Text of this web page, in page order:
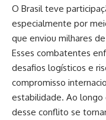
O Brasil teve
especialmente por
que enviou milhares
Esses combatentes
desafios logísticos e
compromisso
estabilidade. Ao longo
desse conflito se